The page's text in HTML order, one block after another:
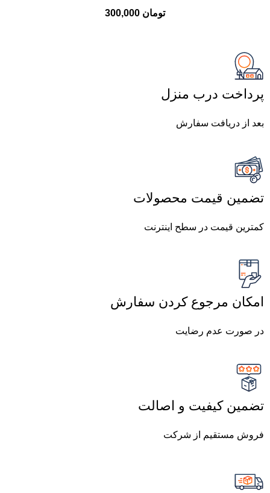
تومان
پرداخت درب منزل
بعد از دریافت سفارش
تضمین قیمت محصولات
کمترین قیمت در سطح اینترنت
امکان مرجوع کردن سفارش
در صورت عدم رضایت
تضمین کیفیت و اصالت
فروش مستقیم از شرکت